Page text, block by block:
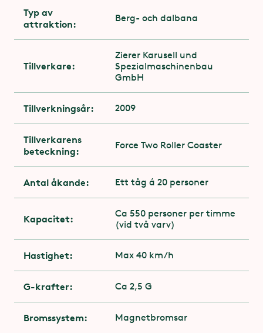
Typ av
attraktion:
Berg- och dalbana
Tillverkare:
Zierer Karusell und
Spezialmaschinenbau
GmbH
Tillverkningsår: 2009
Tillverkarens
beteckning:
Force Two Roller Coaster
Antal åkande: Ett tåg á 20 personer
Kapacitet:
Ca 550 personer per timme
(vid två varv)
Hastighet: Max 40 km/h
G-krafter: Ca 2,5 G
Bromssystem: Magnetbromsar
Har du Anpassad Kö behöver du boka tid för din
Du får åka med gips